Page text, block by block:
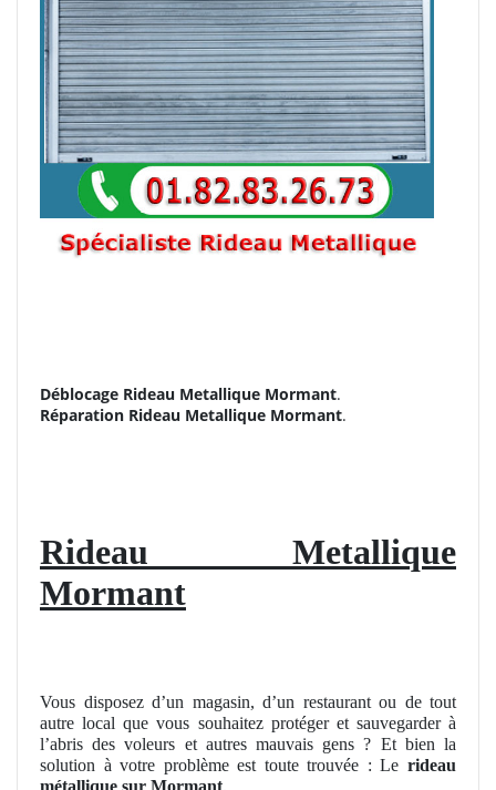
Déblocage Rideau Metallique Mormant.
Réparation Rideau Metallique Mormant.
Rideau Metallique
Mormant
Vous disposez d’un magasin, d’un restaurant ou de tout
autre local que vous souhaitez protéger et sauvegarder à
l’abris des voleurs et autres mauvais gens ? Et bien la
solution à votre problème est toute trouvée : Le rideau